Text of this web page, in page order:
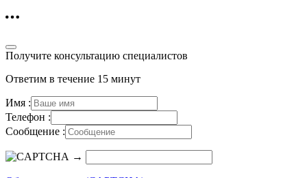
Получите консультацию специалистов
Ответим в течение 15 минут
Имя :
Телефон :
Сообщение :
→